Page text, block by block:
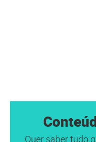
Quer saber tudo